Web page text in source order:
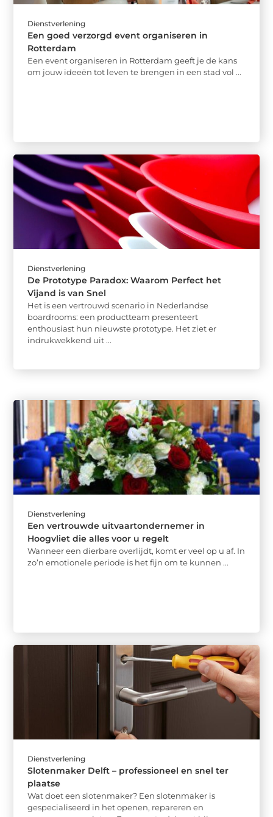
Dienstverlening
Een goed verzorgd event organiseren in
Rotterdam
Een event organiseren in Rotterdam geeft je de kans
om jouw ideeën tot leven te brengen in een stad vol ...
Dienstverlening
De Prototype Paradox: Waarom Perfect het
Vijand is van Snel
Het is een vertrouwd scenario in Nederlandse
boardrooms: een productteam presenteert
enthousiast hun nieuwste prototype. Het ziet er
indrukwekkend uit ...
Dienstverlening
Een vertrouwde uitvaartondernemer in
Hoogvliet die alles voor u regelt
Wanneer een dierbare overlijdt, komt er veel op u af. In
zo’n emotionele periode is het fijn om te kunnen ...
Dienstverlening
Slotenmaker Delft – professioneel en snel ter
plaatse
Wat doet een slotenmaker? Een slotenmaker is
gespecialiseerd in het openen, repareren en